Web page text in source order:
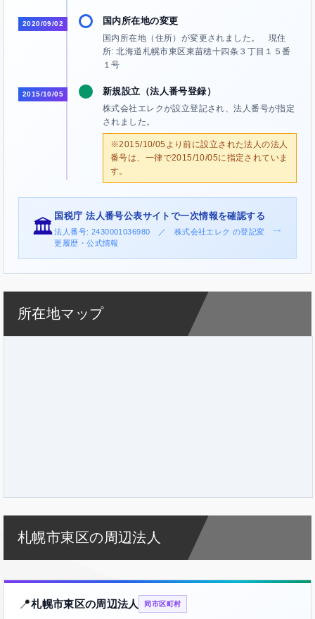
2020/09/02 国内所在地の変更
国内所在地（住所）が変更されました。 現住
所: 北海道札幌市東区東苗穂十四条３丁目１５番
１号
2015/10/05 新規設立（法人番号登録）
株式会社エレクが設立登記され、法人番号が指定
されました。
※2015/10/05より前に設立された法人の法人
番号は、一律で2015/10/05に指定されていま
す。
🏛️
国税庁 法人番号公表サイトで一次情報を確認する
法人番号: 2430001036980 ／ 株式会社エレク の登記変
更履歴・公式情報
→
所在地マップ
札幌市東区の周辺法人
📍札幌市東区の周辺法人 同市区町村